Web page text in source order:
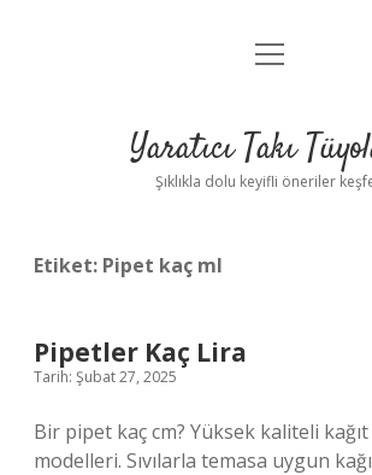
Anasayfa
Yasal Uyarı
menüyü
Yaratıcı Takı
Şıklıkla dolu keyifli öneriler
Etiket: Pipet kaç ml
Pipetler Kaç Lira
Tarih: Şubat 27, 2025
Bir pipet kaç cm? Yüksek kaliteli
modelleri. Sıvılarla temasa uygun